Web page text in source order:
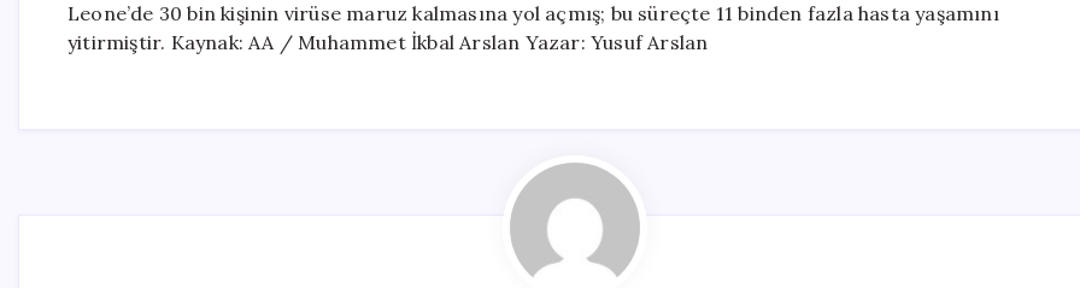
Leone’de 30 bin kişinin virüse maruz kalmasına yol açmış; bu süreçte 11 binden fazla hasta yaşamını
yitirmiştir. Kaynak: AA / Muhammet İkbal Arslan Yazar: Yusuf Arslan